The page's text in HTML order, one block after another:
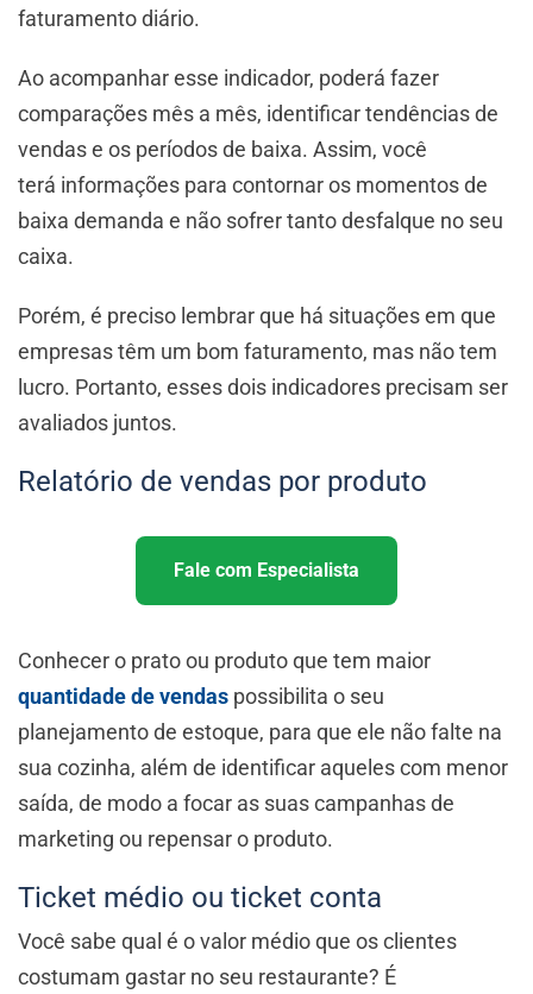
faturamento diário.
Ao acompanhar esse indicador, poderá fazer
comparações mês a mês, identificar tendências de
vendas e os períodos de baixa. Assim, você
terá informações para contornar os momentos de
baixa demanda e não sofrer tanto desfalque no seu
caixa.
Porém, é preciso lembrar que há situações em que
empresas têm um bom faturamento, mas não tem
lucro. Portanto, esses dois indicadores precisam ser
avaliados juntos.
Relatório de vendas por produto
Fale com Especialista
Conhecer o prato ou produto que tem maior
quantidade de vendas possibilita o seu
planejamento de estoque, para que ele não falte na
sua cozinha, além de identificar aqueles com menor
saída, de modo a focar as suas campanhas de
marketing ou repensar o produto.
Ticket médio ou ticket conta
Você sabe qual é o valor médio que os clientes
costumam gastar no seu restaurante? É